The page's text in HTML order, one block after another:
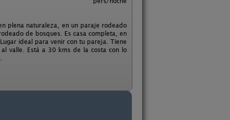
plena naturaleza, en un paraje rodeado
de bosques. Es casa completa, en
ideal para venir con tu pareja. Tiene
valle. Está a 30 kms de la costa con lo